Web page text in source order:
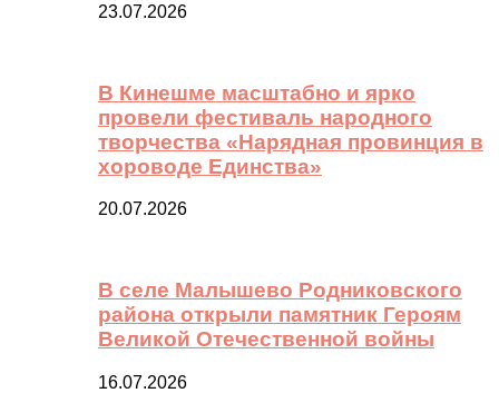
23.07.2026
В Кинешме масштабно и ярко
провели фестиваль народного
творчества «Нарядная провинция в
хороводе Единства»
20.07.2026
В селе Малышево Родниковского
района открыли памятник Героям
Великой Отечественной войны
16.07.2026